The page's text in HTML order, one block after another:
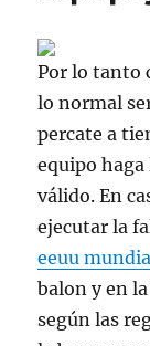
Por lo tanto
lo normal
percate a
equipo haga
válido. En
ejecutar la
eeuu
balon y en
según las